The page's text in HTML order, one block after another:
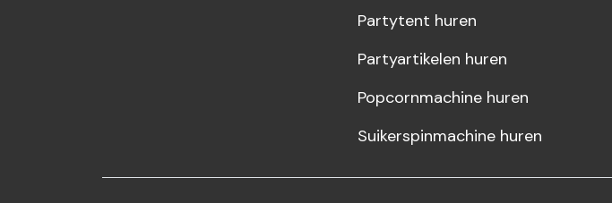
Partytent huren
Partyartikelen huren
Popcornmachine huren
Suikerspinmachine huren